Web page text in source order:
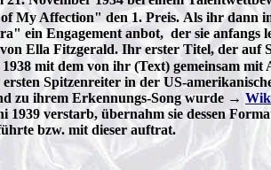
My Affection" den 1. Preis. Als ihr dann
ein Engagement anbot, der sie anfangs
Ella Fitzgerald. Ihr erster Titel, der
1938 mit dem von ihr (Text) gemeinsam mit
Spitzenreiter in der US-
zu ihrem Erkennungs-Song wurde →
verstarb, übernahm sie dessen
bzw. mit dieser auftrat.